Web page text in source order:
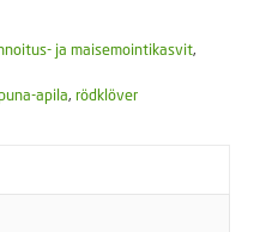
ja maisemointikasvit,
apila, rödklöver